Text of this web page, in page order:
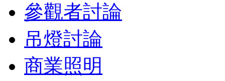
參觀者討論
吊燈討論
商業照明